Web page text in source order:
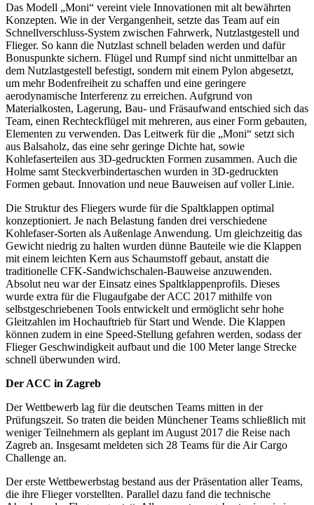
Das Modell „Moni“ vereint viele Innovationen mit alt bewährten
Konzepten. Wie in der Vergangenheit, setzte das Team auf ein
Schnellverschluss-System zwischen Fahrwerk, Nutzlastgestell und
Flieger. So kann die Nutzlast schnell beladen werden und dafür
Bonuspunkte sichern. Flügel und Rumpf sind nicht unmittelbar an
dem Nutzlastgestell befestigt, sondern mit einem Pylon abgesetzt,
um mehr Bodenfreiheit zu schaffen und eine geringere
aerodynamische Interferenz zu erreichen. Aufgrund von
Materialkosten, Lagerung, Bau- und Fräsaufwand entschied sich das
Team, einen Rechteckflügel mit mehreren, aus einer Form gebauten,
Elementen zu verwenden. Das Leitwerk für die „Moni“ setzt sich
aus Balsaholz, das eine sehr geringe Dichte hat, sowie
Kohlefaserteilen aus 3D-gedruckten Formen zusammen. Auch die
Holme samt Steckverbindertaschen wurden in 3D-gedruckten
Formen gebaut. Innovation und neue Bauweisen auf voller Linie.
Die Struktur des Fliegers wurde für die Spaltklappen optimal
konzeptioniert. Je nach Belastung fanden drei verschiedene
Kohlefaser-Sorten als Außenlage Anwendung. Um gleichzeitig das
Gewicht niedrig zu halten wurden dünne Bauteile wie die Klappen
mit einem leichten Kern aus Schaumstoff gebaut, anstatt die
traditionelle CFK-Sandwichschalen-Bauweise anzuwenden.
Absolut neu war der Einsatz eines Spaltklappenprofils. Dieses
wurde extra für die Flugaufgabe der ACC 2017 mithilfe von
selbstgeschriebenen Tools entwickelt und ermöglicht sehr hohe
Gleitzahlen im Hochauftrieb für Start und Wende. Die Klappen
können zudem in eine Speed-Stellung gefahren werden, sodass der
Flieger Geschwindigkeit aufbaut und die 100 Meter lange Strecke
schnell überwunden wird.
Der ACC in Zagreb
Der Wettbewerb lag für die deutschen Teams mitten in der
Prüfungszeit. So traten die beiden Münchener Teams schließlich mit
weniger Teilnehmern als geplant im August 2017 die Reise nach
Zagreb an. Insgesamt meldeten sich 28 Teams für die Air Cargo
Challenge an.
Der erste Wettbewerbstag bestand aus der Präsentation aller Teams,
die ihre Flieger vorstellten. Parallel dazu fand die technische